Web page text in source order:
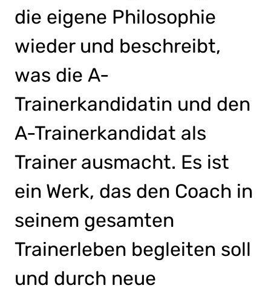
die eigene Philosophie
wieder und beschreibt,
was die A-
Trainerkandidatin und den
A-Trainerkandidat als
Trainer ausmacht. Es ist
ein Werk, das den Coach in
seinem gesamten
Trainerleben begleiten soll
und durch neue